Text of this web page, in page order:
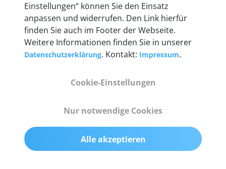
Technische Details &
Lieferumfang
55 mm x 25 mm x 12 mm
200 g
Einstellungen“ können Sie den Einsatz
anpassen und widerrufen. Den Link hierfür
finden Sie auch im Footer der Webseite.
Weitere Informationen finden Sie in unserer
Datenschutzerklärung. Kontakt: Impressum.
Cookie-Einstellungen
Nur notwendige Cookies
Alle akzeptieren